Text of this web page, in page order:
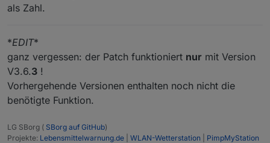
als Zahl.
*EDIT*
ganz vergessen: der Patch funktioniert nur mit Version
V3.6.3 !
Vorhergehende Versionen enthalten noch nicht die
benötigte Funktion.
LG SBorg ( SBorg auf GitHub)
Projekte: Lebensmittelwarnung.de WLAN-Wetterstation PimpMyStation